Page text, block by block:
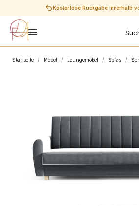
Sichere Zahlungen
Startseite Möbel Loungemöbel Sofas